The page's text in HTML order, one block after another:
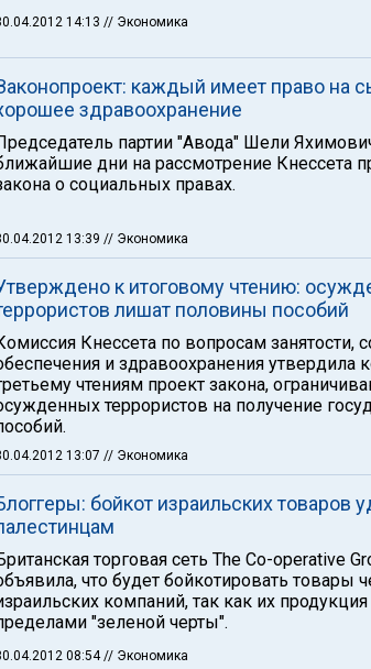
14:13 // Экономика
каждый имеет право на
здравоохранение
партии "Авода" Шели
дни на рассмотрение Кнессета
о социальных правах.
13:39 // Экономика
к итоговому чтению:
лишат половины пособий
Кнессета по вопросам занятости,
и здравоохранения утвердила
чтениям проект закона,
террористов на получение
13:07 // Экономика
бойкот израильских товаров
торговая сеть The Co-operative
что будет бойкотировать товары
компаний, так как их
"зеленой черты".
08:54// Экономика